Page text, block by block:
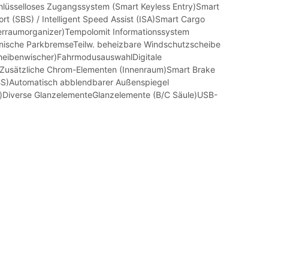
Zugangssystem (Smart Keyless Entry)Smart
(SBS) / Intelligent Speed Assist (ISA)Smart Cargo
Informationssystem
ParkbremseTeilw. beheizbare Windschutzscheibe
Chrom-Elementen (Innenraum)Smart Brake
abblendbarer Außenspiegel
GlanzelementeGlanzelemente (B/C Säule)USB-